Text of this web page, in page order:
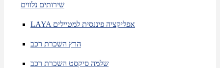
שירותים נלווים
LAYA אפליקציה פיננסית למטיילים
הרץ השכרת רכב
שלמה סיקסט השכרת רכב